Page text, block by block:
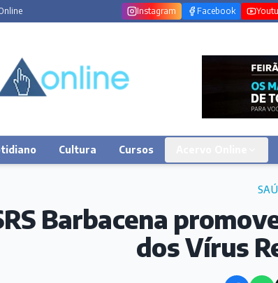
Instagram Facebook
Cultura Cursos
Barbacena
dos Vírus